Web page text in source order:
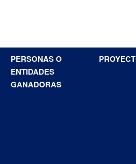
PERSONAS O
ENTIDADES
GANADORAS